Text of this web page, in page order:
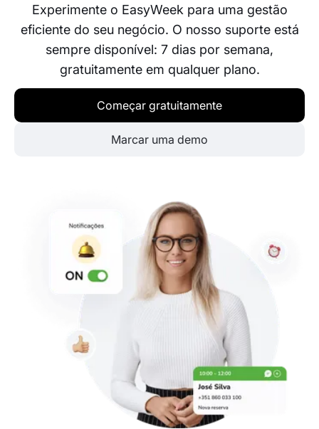
Experimente o EasyWeek para uma gestão
eficiente do seu negócio. O nosso suporte está
sempre disponível: 7 dias por semana,
gratuitamente em qualquer plano.
Começar gratuitamente
Marcar uma demo